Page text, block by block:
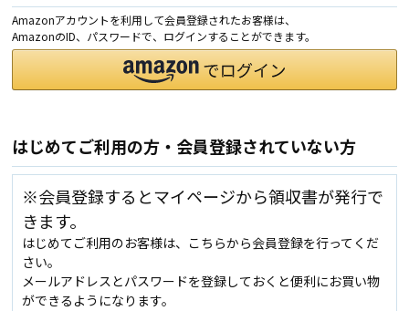
Amazonアカウントを利用して会員登録されたお客様は、
AmazonのID、パスワードで、ログインすることができます。
はじめてご利用の方・会員登録されていない方
※会員登録するとマイページから領収書が発行で
きます。
はじめてご利用のお客様は、こちらから会員登録を行ってくだ
さい。
メールアドレスとパスワードを登録しておくと便利にお買い物
ができるようになります。